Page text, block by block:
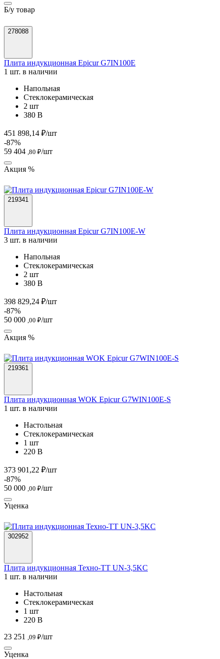
Б/у товар
278088
Плита индукционная Epicur G7IN100E
1 шт. в наличии
Напольная
Стеклокерамическая
2 шт
380 В
451 898,14 ₽/шт
-87%
59 404 ,80 ₽/шт
Акция %
219341
Плита индукционная Epicur G7IN100E-W
3 шт. в наличии
Напольная
Стеклокерамическая
2 шт
380 В
398 829,24 ₽/шт
-87%
50 000 ,00 ₽/шт
Акция %
219361
Плита индукционная WOK Epicur G7WIN100E-S
1 шт. в наличии
Настольная
Стеклокерамическая
1 шт
220 В
373 901,22 ₽/шт
-87%
50 000 ,00 ₽/шт
Уценка
302952
Плита индукционная Техно-ТТ UN-3,5KC
1 шт. в наличии
Настольная
Стеклокерамическая
1 шт
220 В
23 251
,09 ₽/шт
Уценка